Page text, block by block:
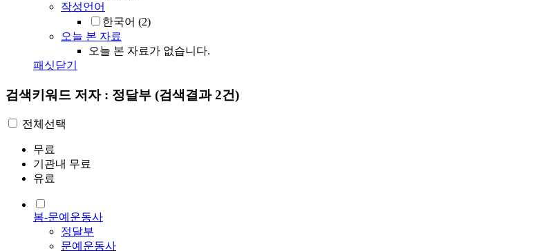
작성언어
한국어 (2)
오늘 본 자료
오늘 본 자료가 없습니다.
패싯닫기
검색키워드 저자 : 정달부 (검색결과 2건)
전체선택
무료
기관내 무료
유료
봄-문예운동사
정달부
문예운동사